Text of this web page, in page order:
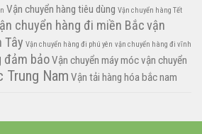
Vận chuyển hàng tiêu dùng Vận chuyển hàng Tết
chuyển hàng đi miền Bắcvận
Tây Vận chuyển hàng đi phú yên vận chuyển hàng đi vĩnh
đảm bảoVận chuyển máy mócvận chuyển
Trung Nam Vận tải hàng hóa bắc nam